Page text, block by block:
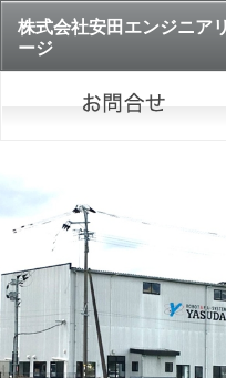
株式会社安田エンジニア
ージ